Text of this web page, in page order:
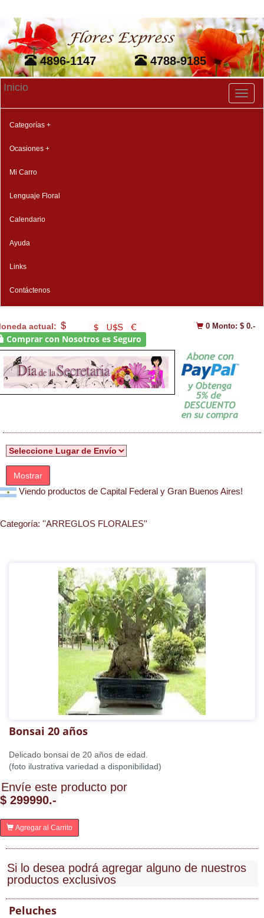
4896-1147 4788-9185
Inicio
Categorías +
Ocasiones +
Mi Carro
Lenguaje Floral
Calendario
Ayuda
Links
Contáctenos
actual: 0 Monto: $ 0.-
Comprar con Nosotros es Seguro
Mostrar
Viendo productos de Capital Federal y Gran Buenos Aires!
Categoría: ''ARREGLOS FLORALES''
Bonsai 20 años
Delicado bonsai de 20 años de edad.
(foto ilustrativa variedad a disponibilidad)
Envíe este producto por
$ 299990.-
Agregar al Carrito
Si lo desea podrá agregar alguno de nuestros
productos exclusivos
Peluches